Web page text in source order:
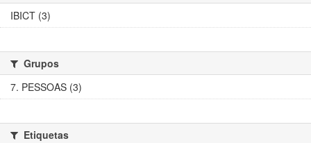
IBICT (3)
Grupos
7. PESSOAS (3)
Etiquetas